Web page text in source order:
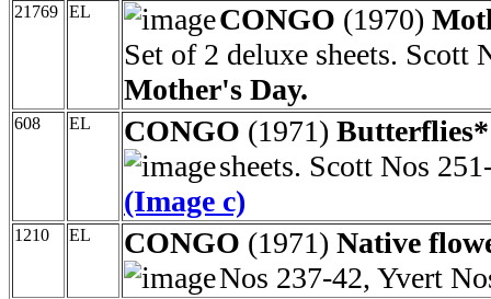
21769 EL CONGO (1970)
Set of 2 deluxe sheets. Scott
Mother's Day.
608 EL CONGO (1971)
sheets. Scott Nos
(Image c)
1210 EL CONGO (1971) Native
Nos 237-42, Yvert